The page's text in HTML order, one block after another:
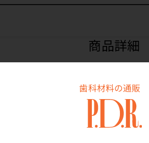
歯科材料の通販
商品詳細
保湿処方（セラミドAP、ユーカリエキ